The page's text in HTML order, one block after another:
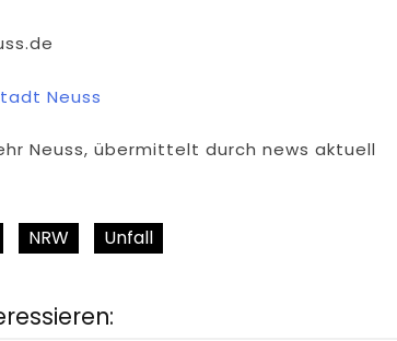
Neuss
Neuss, übermittelt durch news aktuell
NRW Unfall